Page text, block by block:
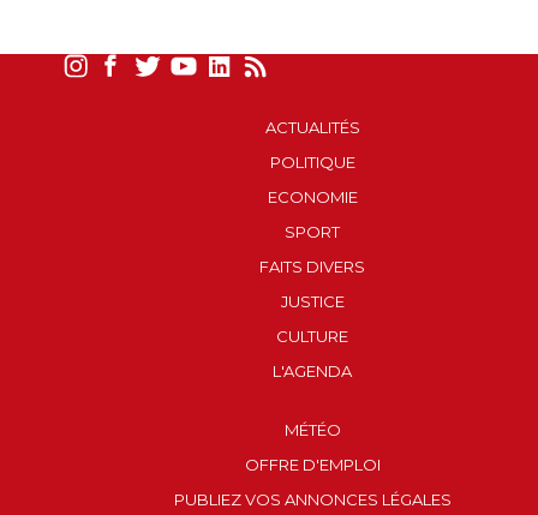
ACTUALITÉS
POLITIQUE
ECONOMIE
SPORT
FAITS DIVERS
JUSTICE
CULTURE
L'AGENDA
MÉTÉO
OFFRE D'EMPLOI
PUBLIEZ VOS ANNONCES LÉGALES